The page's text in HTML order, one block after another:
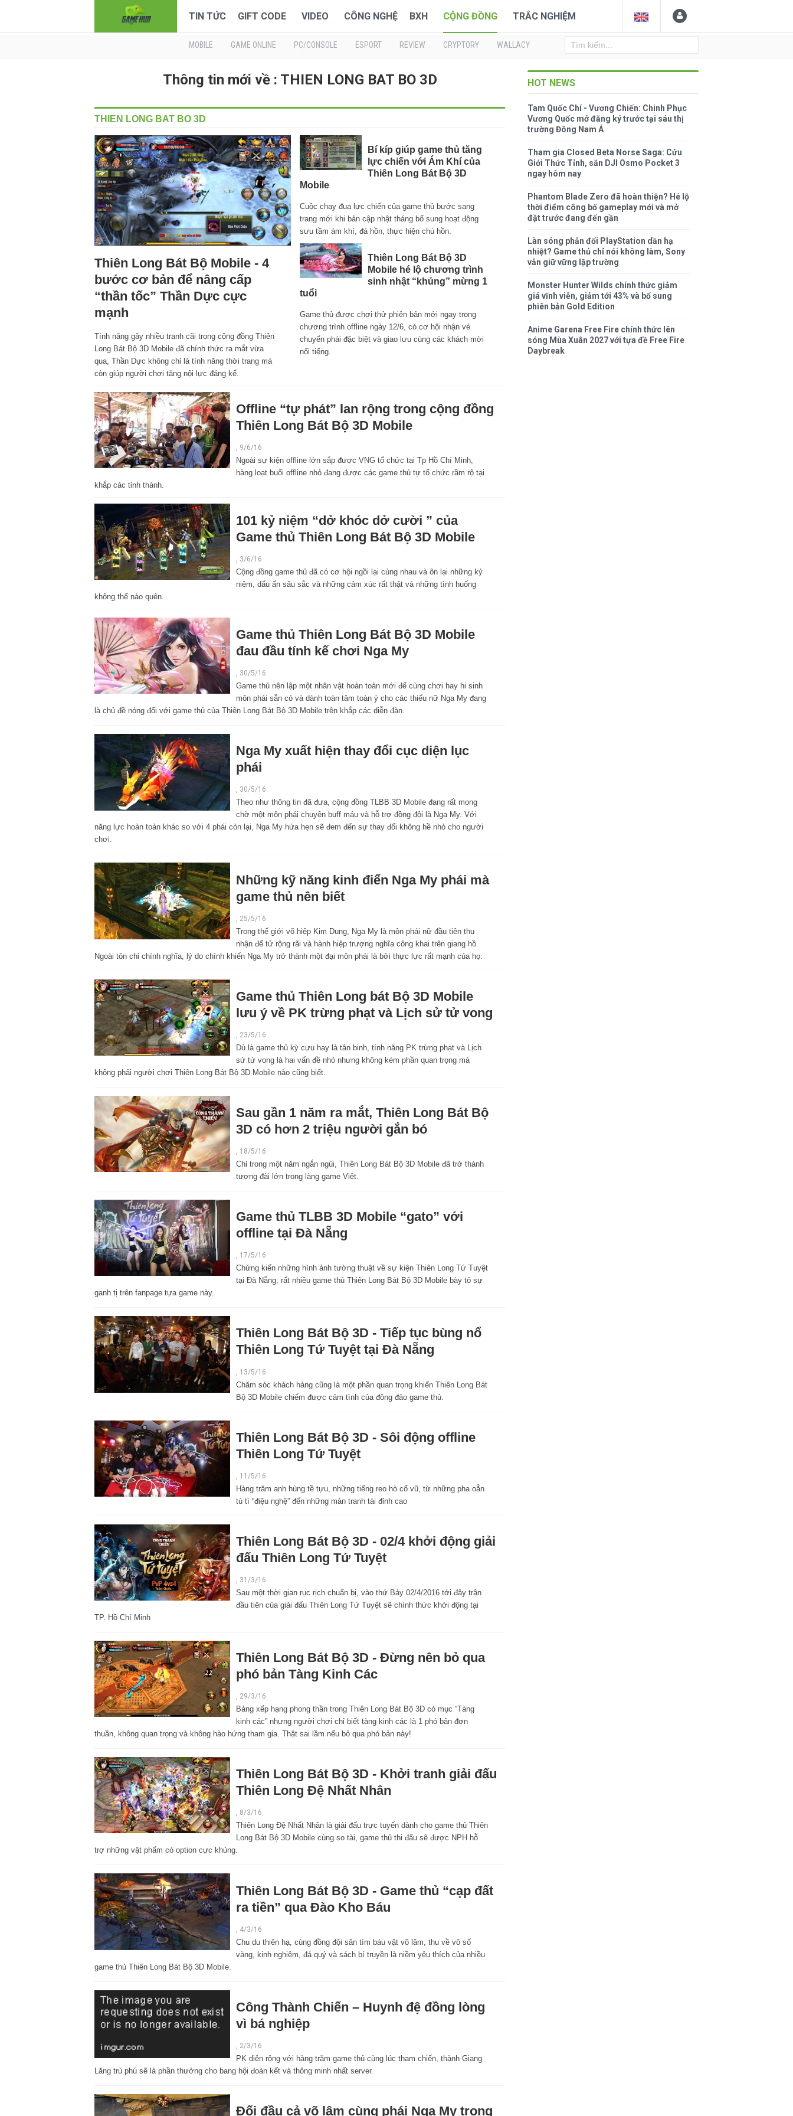
TIN TỨC GIFT CODE VIDEO CÔNG NGHỆ BXH CỘNG ĐỒNG TRẮC NGHIỆM
MOBILE GAME ONLINE PC/CONSOLE ESPORT REVIEW CRYPTORY WALLACY
Thông tin mới về : THIEN LONG BAT BO 3D
THIEN LONG BAT BO 3D
Thiên Long Bát Bộ Mobile - 4
bước cơ bản để nâng cấp
“thần tốc” Thần Dực cực
mạnh
Tính năng gây nhiều tranh cãi trong cộng đồng Thiên
Long Bát Bộ 3D Mobile đã chính thức ra mắt vừa
qua, Thần Dực không chỉ là tính năng thời trang mà
còn giúp người chơi tăng nội lực đáng kể.
Bí kíp giúp game thủ tăng
lực chiến với Ám Khí của
Thiên Long Bát Bộ 3D
Mobile
Cuộc chạy đua lực chiến của game thủ bước sang
trang mới khi bản cập nhật tháng bổ sung hoạt động
sưu tầm ám khí, đá hồn, thực hiện chú hồn.
Thiên Long Bát Bộ 3D
Mobile hé lộ chương trình
sinh nhật “khủng” mừng 1
tuổi
Game thủ được chơi thử phiên bản mới ngay trong
chương trình offline ngày 12/6, có cơ hội nhận vé
chuyển phái đặc biệt và giao lưu cùng các khách mời
nổi tiếng.
Offline “tự phát” lan rộng trong cộng đồng
Thiên Long Bát Bộ 3D Mobile
, 9/6/16
Ngoài sự kiện offline lớn sắp được VNG tổ chức tại Tp Hồ Chí Minh,
hàng loạt buổi offline nhỏ đang được các game thủ tự tổ chức rầm rộ tại
khắp các tỉnh thành.
101 kỷ niệm “dở khóc dở cười ” của
Game thủ Thiên Long Bát Bộ 3D Mobile
, 3/6/16
Cộng đồng game thủ đã có cơ hội ngồi lại cùng nhau và ôn lại những kỷ
niệm, dấu ấn sâu sắc và những cảm xúc rất thật và những tình huống
không thể nào quên.
Game thủ Thiên Long Bát Bộ 3D Mobile
đau đầu tính kế chơi Nga My
, 30/5/16
Game thủ nên lập một nhân vật hoàn toàn mới để cùng chơi hay hi sinh
môn phái sẵn có và dành toàn tâm toàn ý cho các thiếu nữ Nga My đang
là chủ đề nóng đối với game thủ của Thiên Long Bát Bộ 3D Mobile trên khắp các diễn đàn.
Nga My xuất hiện thay đổi cục diện lục
phái
, 30/5/16
Theo như thông tin đã đưa, cộng đồng TLBB 3D Mobile đang rất mong
chờ một môn phái chuyên buff máu và hỗ trợ đồng đội là Nga My. Với
năng lực hoàn toàn khác so với 4 phái còn lại, Nga My hứa hẹn sẽ đem đến sự thay đổi không hề nhỏ cho người
chơi.
Những kỹ năng kinh điển Nga My phái mà
game thủ nên biết
25/5/16
Trong thế giới võ hiệp Kim Dung, Nga My là môn phái nữ đầu tiên thu
nhận để tử rộng rãi và hành hiệp trượng nghĩa công khai trên giang hồ.
Ngoài tôn chỉ chính nghĩa, lý do chính khiến Nga My trở thành một đại môn phái là bởi thực lực rất mạnh của họ.
Game thủ Thiên Long bát Bộ 3D Mobile
lưu ý về PK trừng phạt và Lịch sử tử vong
, 23/5/16
Dù là game thủ kỳ cựu hay là tân binh, tính năng PK trừng phạt và Lịch
sử tử vong là hai vấn đề nhỏ nhưng không kém phần quan trọng mà
không phải người chơi Thiên Long Bát Bộ 3D Mobile nào cũng biết.
Sau gần 1 năm ra mắt, Thiên Long Bát Bộ
3D có hơn 2 triệu người gắn bó
, 18/5/16
Chỉ trong một năm ngắn ngủi, Thiên Long Bát Bộ 3D Mobile đã trở thành
tượng đài lớn trong làng game Việt.
Game thủ TLBB 3D Mobile “gato” với
offline tại Đà Nẵng
, 17/5/16
Chứng kiến những hình ảnh tường thuật về sự kiện Thiên Long Tứ Tuyệt
tại Đà Nẵng, rất nhiều game thủ Thiên Long Bát Bộ 3D Mobile bày tỏ sự
ganh tị trên fanpage tựa game này.
Thiên Long Bát Bộ 3D - Tiếp tục bùng nổ
Thiên Long Tứ Tuyệt tại Đà Nẵng
13/5/16
Chăm sóc khách hàng cũng là một phần quan trọng khiến Thiên Long Bát
Bộ 3D Mobile chiếm được cảm tình của đông đảo game thủ.
Thiên Long Bát Bộ 3D - Sôi động offline
Thiên Long Tứ Tuyệt
11/5/16
Hàng trăm anh hùng tề tựu, những tiếng reo hò cổ vũ, từ những pha oẳn
tù tì “điệu nghệ” đến những màn tranh tài đỉnh cao
Thiên Long Bát Bộ 3D - 02/4 khởi động giải
đấu Thiên Long Tứ Tuyệt
, 31/3/16
Sau một thời gian rục rịch chuẩn bị, vào thứ Bảy 02/4/2016 tới đây trận
đầu tiên của giải đấu Thiên Long Tứ Tuyệt sẽ chính thức khởi động tại
TP. Hồ Chí Minh
Thiên Long Bát Bộ 3D - Đừng nên bỏ qua
phó bản Tàng Kinh Các
, 29/3/16
Bảng xếp hạng phong thần trong Thiên Long Bát Bộ 3D có mục “Tàng
kinh các” nhưng người chơi chỉ biết tàng kinh các là 1 phó bản đơn
thuần, không quan trọng và không hào hứng tham gia. Thật sai lầm nếu bỏ qua phó bản này!
Thiên Long Bát Bộ 3D - Khởi tranh giải đấu
Thiên Long Đệ Nhất Nhân
, 8/3/16
Thiên Long Đệ Nhất Nhân là giải đấu trực tuyến dành cho game thủ Thiên
Long Bát Bộ 3D Mobile cùng so tài, game thủ thi đấu sẽ được NPH hỗ
trợ những vật phẩm có option cực khủng.
Thiên Long Bát Bộ 3D - Game thủ “cạp đất
ra tiền” qua Đào Kho Báu
4/3/16
Chu du thiên hạ, cùng đồng đội săn tìm báu vật võ lâm, thu về vô số
vàng, kinh nghiệm, đá quý và sách bí truyền là niềm yêu thích của nhiều
game thủ Thiên Long Bát Bộ 3D Mobile.
Công Thành Chiến – Huynh đệ đồng lòng
vì bá nghiệp
, 2/3/16
PK diện rộng với hàng trăm game thủ cùng lúc tham chiến, thành Giang
Lăng trù phú sẽ là phần thưởng cho bang hội đoàn kết và thông minh nhất server.
Đối đầu cả võ lâm cùng phái Nga My trong
HOT NEWS
Tam Quốc Chí - Vương Chiến: Chinh Phục
Vương Quốc mở đăng ký trước tại sáu thị
trường Đông Nam Á
Tham gia Closed Beta Norse Saga: Cửu
Giới Thức Tỉnh, săn DJI Osmo Pocket 3
ngay hôm nay
Phantom Blade Zero đã hoàn thiện? Hé lộ
thời điểm công bố gameplay mới và mở
đặt trước đang đến gần
Làn sóng phản đối PlayStation dần hạ
nhiệt? Game thủ chỉ nói không làm, Sony
vẫn giữ vững lập trường
Monster Hunter Wilds chính thức giảm
giá vĩnh viễn, giảm tới 43% và bổ sung
phiên bản Gold Edition
Anime Garena Free Fire chính thức lên
sóng Mùa Xuân 2027 với tựa đề Free Fire
Daybreak